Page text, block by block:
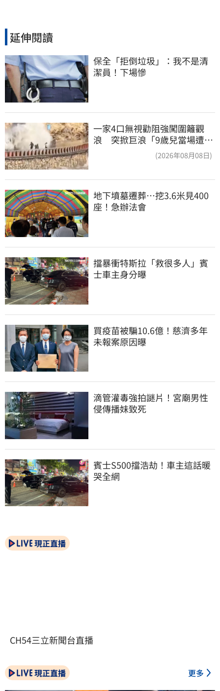
延伸閱讀
保全「拒倒垃圾」：我不是清
潔員！下場慘
一家4口無視勸阻強闖圍籬觀
浪 突掀巨浪「9歲兒當場遭捲
(2026年08月08日)
地下墳墓遷葬…挖3.6米見400
座！急辦法會
擋暴衝特斯拉「救很多人」賓
士車主身分曝
買疫苗被騙10.6億！慈濟多年
未報案原因曝
滴管灌毒強拍謎片！宮廟男性
侵傳播妹致死
賓士S500擋浩劫！車主這話暖
哭全網
現正直播
CH54三立新聞台直播
現正直播 更多